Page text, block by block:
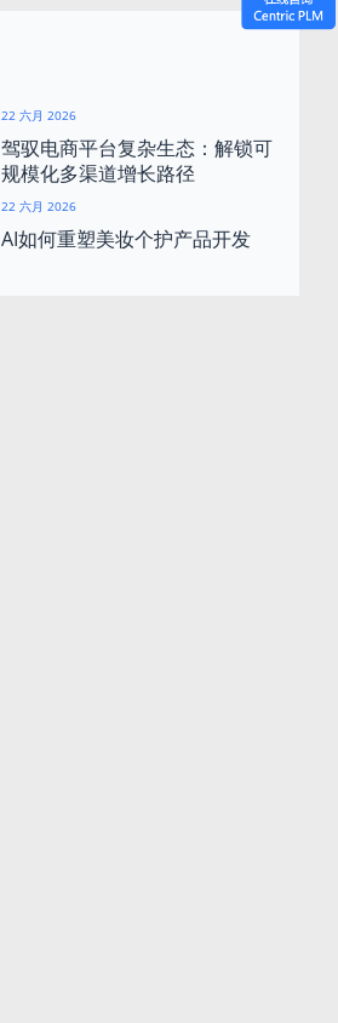
22 六月 2026
驾驭电商平台复杂生态：解锁可
规模化多渠道增长路径
22 六月 2026
AI如何重塑美妆个护产品开发